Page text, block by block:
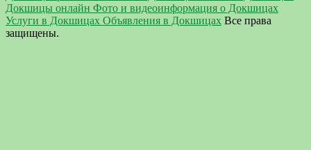
Докшицы онлайн Фото и видеоинформация о Докшицах
Услуги в Докшицах Объявления в Докшицах Все права
защищены.